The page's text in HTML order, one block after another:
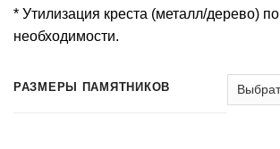
* Утилизация креста (металл/дерево) по
необходимости.
РАЗМЕРЫ ПАМЯТНИКОВ